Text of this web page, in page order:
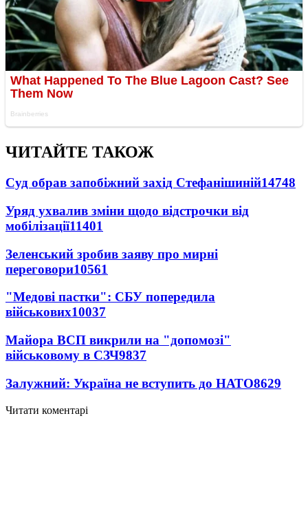
ЧИТАЙТЕ ТАКОЖ
Суд обрав запобіжний захід Стефанішиній14748
Уряд ухвалив зміни щодо відстрочки від
мобілізації11401
Зеленський зробив заяву про мирні
переговори10561
"Медові пастки": СБУ попередила
військових10037
Майора ВСП викрили на "допомозі"
військовому в СЗЧ9837
Залужний: Україна не вступить до НАТО8629
Читати коментарі